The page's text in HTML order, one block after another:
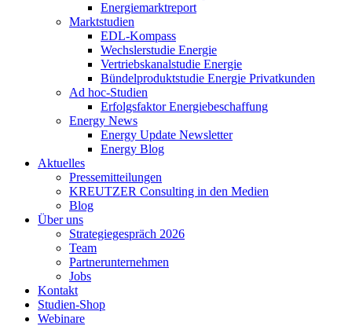
Energiemarktreport
Marktstudien
EDL-Kompass
Wechslerstudie Energie
Vertriebskanalstudie Energie
Bündelproduktstudie Energie Privatkunden
Ad hoc-Studien
Erfolgsfaktor Energiebeschaffung
Energy News
Energy Update Newsletter
Energy Blog
Aktuelles
Pressemitteilungen
KREUTZER Consulting in den Medien
Blog
Über uns
Strategiegespräch 2026
Team
Partnerunternehmen
Jobs
Kontakt
Studien-Shop
Webinare